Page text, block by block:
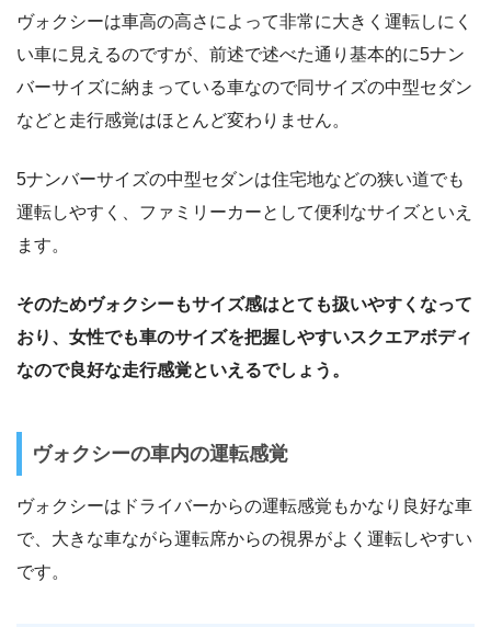
ヴォクシーは車高の高さによって非常に大きく運転しにく
い車に見えるのですが、前述で述べた通り基本的に5ナン
バーサイズに納まっている車なので同サイズの中型セダン
などと走行感覚はほとんど変わりません。
5ナンバーサイズの中型セダンは住宅地などの狭い道でも
運転しやすく、ファミリーカーとして便利なサイズといえ
ます。
そのためヴォクシーもサイズ感はとても扱いやすくなって
おり、女性でも車のサイズを把握しやすいスクエアボディ
なので良好な走行感覚といえるでしょう。
ヴォクシーの車内の運転感覚
ヴォクシーはドライバーからの運転感覚もかなり良好な車
で、大きな車ながら運転席からの視界がよく運転しやすい
です。